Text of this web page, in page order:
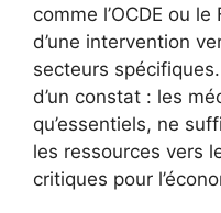
comme l’OCDE ou
d’une intervention
secteurs
d’un constat : les
qu’essentiels, ne
les ressources vers
critiques pour